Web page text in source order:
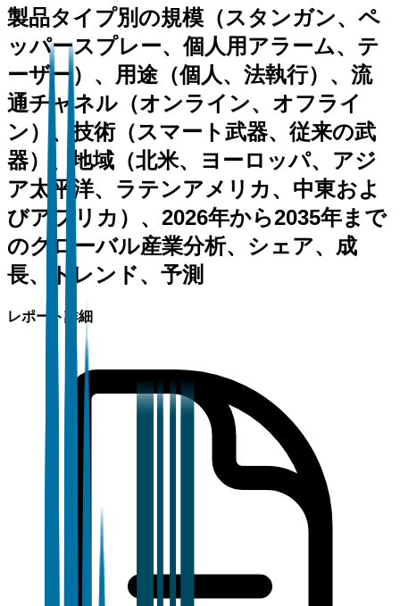
製品タイプ別の規模（スタンガン、ペ
ッパースプレー、個人用アラーム、テ
ーザー）、用途（個人、法執行）、流
通チャネル（オンライン、オフライ
ン）、技術（スマート武器、従来の武
器）、地域（北米、ヨーロッパ、アジ
ア太平洋、ラテンアメリカ、中東およ
びアフリカ）、2026年から2035年まで
のグローバル産業分析、シェア、成
長、トレンド、予測
レポート詳細